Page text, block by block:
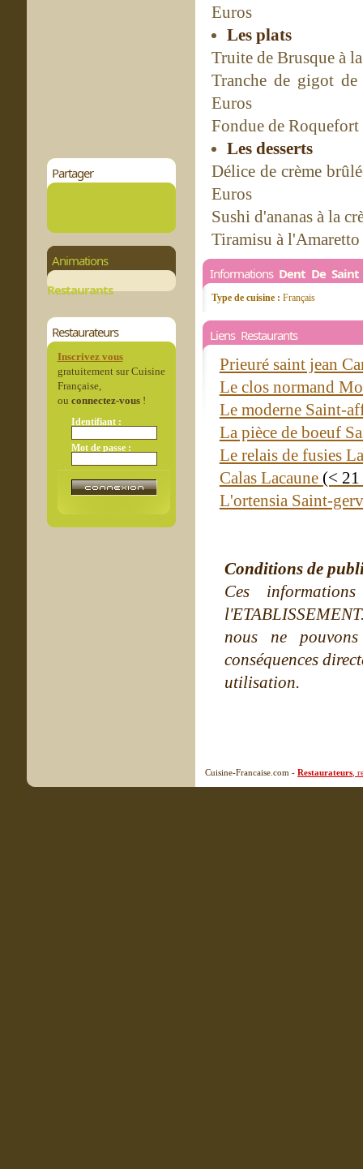
Partager
Animations
Restaurants
Restaurateurs
Inscrivez vous
gratuitement sur Cuisine
Française,
ou connectez-vous!
Identifiant :
Mot de passe :
Euros
Les plats
Truite de Brusque à
Tranche de gigot
Euros
Fondue de
Les desserts
Délice de crème
Euros
Sushi d'ananas à la
Tiramisu à
Informations Dent De Saint
Type de cuisine : Français
Liens Restaurants
Prieuré saint jean
Le clos normand
Le moderne Saint-
La pièce de boeuf
Le relais de fusies
Calas Lacaune (<
L'ortensia Saint-
Conditions de
Ces
nous ne
conséquences
utilisation.
Cuisine-Francaise.com - Restaurateurs ,